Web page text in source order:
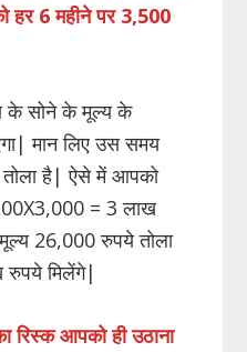
हर 6 महीने पर 3,500
के सोने के मूल्य के
मान लिए उस समय
है| ऐसे में आपको
= 3 लाख
26,000 रुपये तोला
रुपये मिलेंगे|
रिस्क आपको ही उठाना